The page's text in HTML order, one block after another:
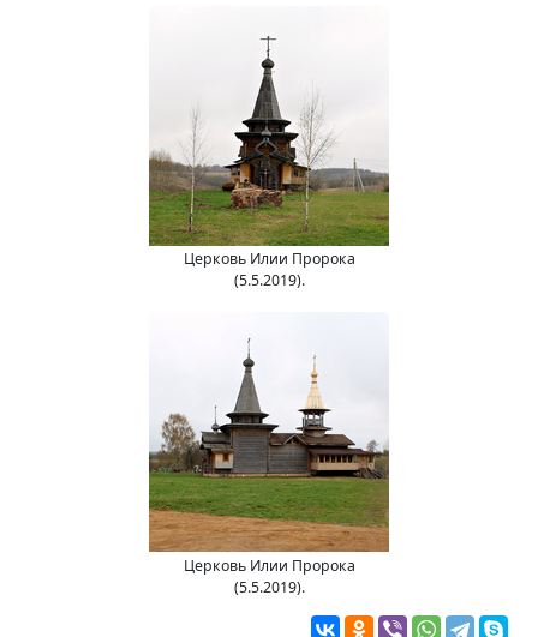
Церковь Илии Пророка
(5.5.2019).
Церковь Илии Пророка
(5.5.2019).